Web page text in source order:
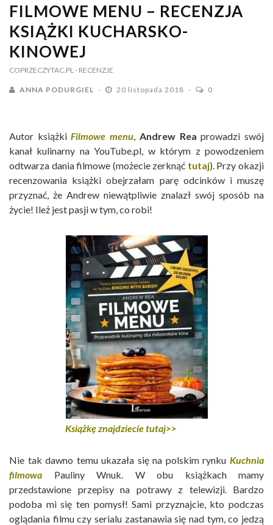
FILMOWE MENU – RECENZJA
KSIĄŻKI KUCHARSKO-
KINOWEJ
COPRZECZYTAC.PL - RECENZJE
ANNA PODURGIEL 20 listopada 2018 0
Autor książkiFilmowe menu, Andrew Rea prowadzi swój
kanał kulinarny na YouTube.pl, w którym z powodzeniem
odtwarza dania filmowe (możecie zerknąć tutaj). Przy okazji
recenzowania książki obejrzałam parę odcinków i muszę
przyznać, że Andrew niewątpliwie znalazł swój sposób na
życie! Ileż jest pasji w tym, co robi!
Książkę znajdziecie tutaj>>
Nie tak dawno temu ukazała się na polskim rynku Kuchnia
filmowa Pauliny Wnuk. W obu książkach mamy
przedstawione przepisy na potrawy z telewizji. Bardzo
podoba mi się ten pomysł! Sami przyznajcie, kto podczas
oglądania filmu czy serialu zastanawia się nad tym, co jedzą